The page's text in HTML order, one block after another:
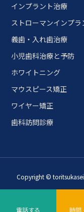
インプラント治療
ストローマンインプラ
義歯・入れ歯治療
小児歯科治療と予防
ホワイトニング
マウスピース矯正
ワイヤー矯正
歯科訪問診療
Copyright ©
時間
電話する